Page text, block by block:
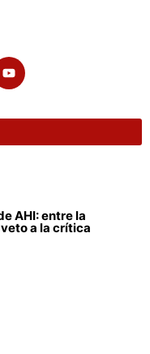
AHI: entre la
a la crítica